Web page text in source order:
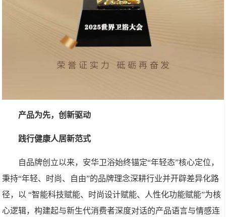
产品为先，创新驱动
践行健康人居新范式
自品牌创立以来，安华卫浴始终锚定“年轻态”核心定位，
秉持“年轻、时尚、自由”的品牌理念深耕行业并开辟差异化路
径，以 “智能科技赋能、时尚设计赋能、人性化功能赋能”为核
心逻辑，构建起与新生代消费者深度对话的产品语言与情感连